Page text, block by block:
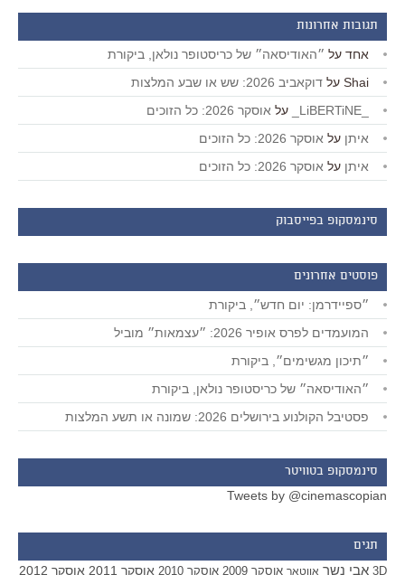
תגובות אחרונות
אחד על ״האודיסאה״ של כריסטופר נולאן, ביקורת
Shai על דוקאביב 2026: שש או שבע המלצות
על אוסקר 2026: כל הזוכים
איתן על אוסקר 2026: כל הזוכים
איתן על אוסקר 2026: כל הזוכים
סינמסקופ בפייסבוק
פוסטים אחרונים
״ספיידרמן: יום חדש״, ביקורת
המועמדים לפרס אופיר 2026: ״עצמאות״ מוביל
״תיכון מגשימים״, ביקורת
״האודיסאה״ של כריסטופר נולאן, ביקורת
פסטיבל הקולנוע בירושלים 2026: שמונה או תשע המלצות
סינמסקופ בטוויטר
Tweets by @cinemascopian
תגים
3D אבי נשר אווטאר אוסקר 2009 אוסקר 2010 אוסקר 2011 אוסקר 2012